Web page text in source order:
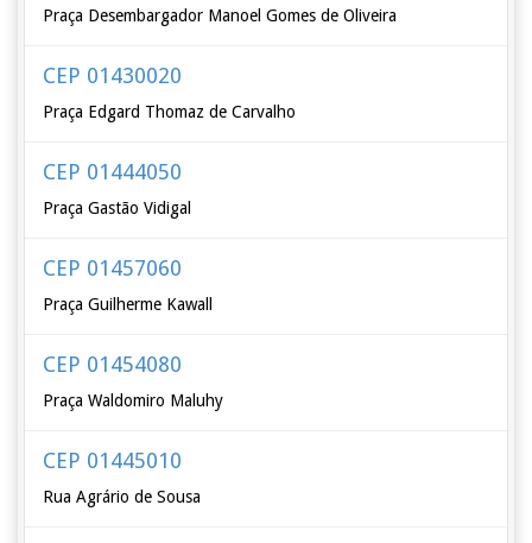
Praça Desembargador Manoel Gomes de Oliveira
CEP 01430020
Praça Edgard Thomaz de Carvalho
CEP 01444050
Praça Gastão Vidigal
CEP 01457060
Praça Guilherme Kawall
CEP 01454080
Praça Waldomiro Maluhy
CEP 01445010
Rua Agrário de Sousa